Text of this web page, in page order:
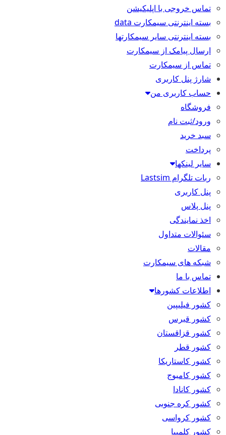
تماس خروجی با اپلیکیشن
بسته اینترنتی سیمکارت data
بسته اینترنتی سایر سیمکارتها
ارسال پیامک از سیمکارت
تماس از سیمکارت
شارژ پنل کاربری
حساب کاربری من
فروشگاه
ورود/ثبت نام
سبد خرید
پرداخت
سایر لینکها
ربات تلگرام Lastsim
پنل کاربری
پنل پلاس
اخذ نمایندگی
سئوالات متداول
مقالات
شبکه های سیمکارت
تماس با ما
اطلاعات کشورها
کشور فیلیپین
کشور قبرس
کشور قزاقستان
کشور قطر
کشور کاستاریکا
کشور کامبوج
کشور کانادا
کشور کره جنوبی
کشور کرواسی
کشور کلمبیا